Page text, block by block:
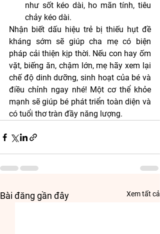
như sốt kéo dài, ho mãn tính, tiêu
chảy kéo dài.
Nhận biết dấu hiệu trẻ bị thiếu hụt đề
kháng sớm sẽ giúp cha mẹ có biện
pháp cải thiện kịp thời. Nếu con hay ốm
vặt, biếng ăn, chậm lớn, mẹ hãy xem lại
chế độ dinh dưỡng, sinh hoạt của bé và
điều chỉnh ngay nhé! Một cơ thể khỏe
mạnh sẽ giúp bé phát triển toàn diện và
có tuổi thơ tràn đầy năng lượng.
Bài đăng gần đây Xem tất cả